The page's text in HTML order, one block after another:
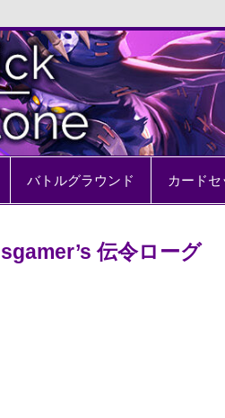
バトルグラウンド カードセ
伝令ローグ